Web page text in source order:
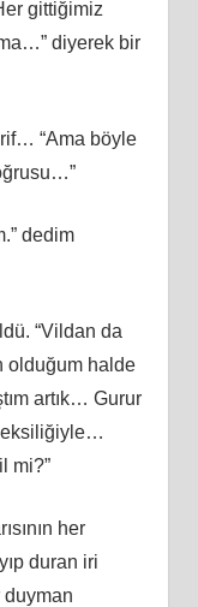
gittiğimiz
diyerek bir
“Ama böyle
dedim
“Vildan da
olduğum halde
artık… Gurur
mi?”
her
duran iri
duyman